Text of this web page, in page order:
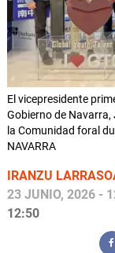
El vicepresidente
Gobierno de Navarra,
la Comunidad foral
NAVARRA
IRANZU
23 JUNIO, 2026 -
12:50